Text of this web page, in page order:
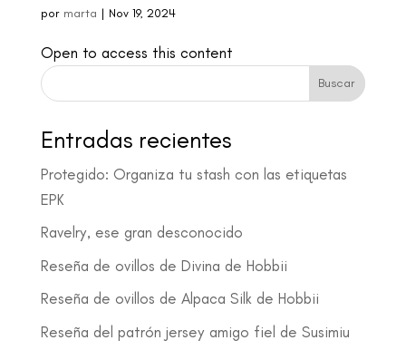
por marta | Nov 19, 2024
Open to access this content
Buscar
Entradas recientes
Protegido: Organiza tu stash con las etiquetas
EPK
Ravelry, ese gran desconocido
Reseña de ovillos de Divina de Hobbii
Reseña de ovillos de Alpaca Silk de Hobbii
Reseña del patrón jersey amigo fiel de Susimiu